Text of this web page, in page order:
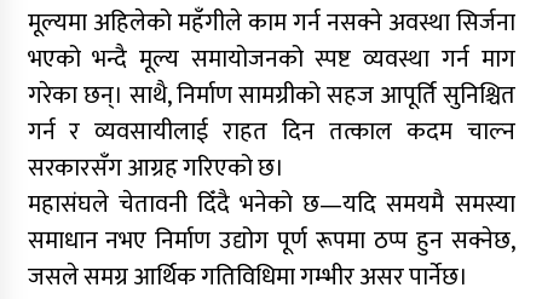
मूल्यमा अहिलेको महँगीले काम गर्न नसक्ने अवस्था सिर्जना
भएको भन्दै मूल्य समायोजनको स्पष्ट व्यवस्था गर्न माग
गरेका छन्। साथै, निर्माण सामग्रीको सहज आपूर्ति सुनिश्चित
गर्न र व्यवसायीलाई राहत दिन तत्काल कदम चाल्न
सरकारसँग आग्रह गरिएको छ।
महासंघले चेतावनी दिँदै भनेको छ—यदि समयमै समस्या
समाधान नभए निर्माण उद्योग पूर्ण रूपमा ठप्प हुन सक्नेछ,
जसले समग्र आर्थिक गतिविधिमा गम्भीर असर पार्नेछ।